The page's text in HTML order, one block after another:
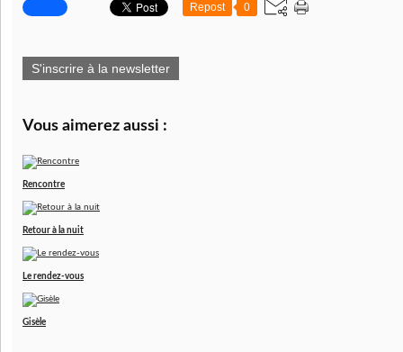
Repost 0
S'inscrire à la newsletter
Vous aimerez aussi :
Rencontre
Retour à la nuit
Le rendez-vous
Gisèle